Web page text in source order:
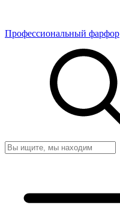
Профессиональный фарфор